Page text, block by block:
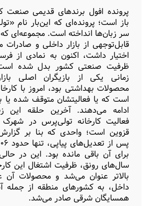
پرونده افول برندهای قدیمی صنعت
باز است؛ پرونده‌ای که این‌بار نام
سر زبان‌ها انداخته است. مجموعه‌ای
قابل‌توجهی از بازار داخلی و صادرات
اختیار داشت، اکنون به نمادی از
ظرفیت صنعتی کشور بدل شده
زمانی یکی از بازیگران اصلی
محصولات بهداشتی بود، امروز با
است که یا فعالیتشان متوقف شده یا
ادامه می‌دهند. آخرین حلقه این
فعالیت کارخانه تولی‌پرس در شهرک
قزوین است؛ واحدی که بنا بر
برای آن باقی مانده‌ بود. این در
سال‌های رونق، ظرفیت اشتغال این
بالاتر عنوان می‌شد و محصولات آن
داخل، به کشورهای منطقه از جمله
همسایگان شرقی صادر می‌شد.